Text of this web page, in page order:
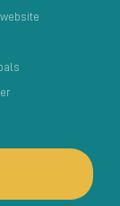
nummer /